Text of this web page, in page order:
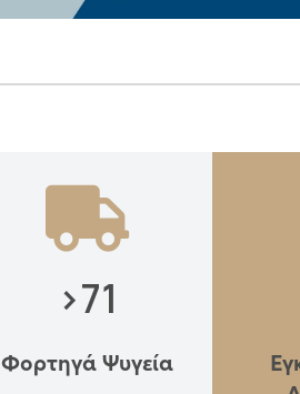
>71
Φορτηγά Ψυγεία